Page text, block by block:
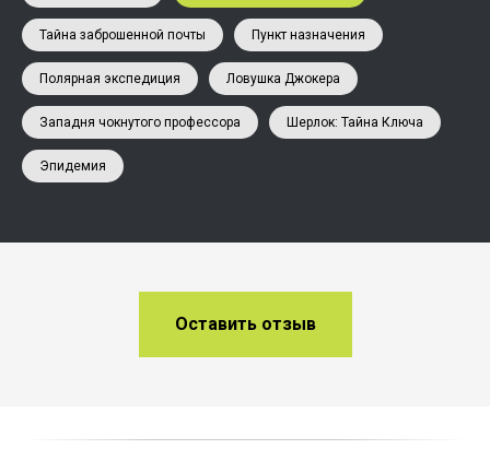
Тайна заброшенной почты Пункт назначения
Полярная экспедиция Ловушка Джокера
Западня чокнутого профессора Шерлок: Тайна Ключа
Эпидемия
Оставить отзыв